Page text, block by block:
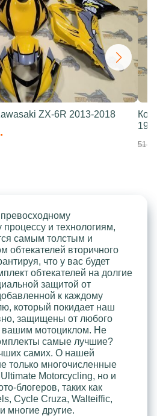
ZX-6R 2013-2018
51
и технологиям,
самым толстым и
обтекателей вторичного
что у вас будет
обтекателей на долгие
защитой от
к каждому
который покидает наш
защищены от любого
вашим мотоциклом. Не
самые лучшие?
самих. О нашей
только многочисленные
Motorcycling, но и
блогеров, таких как
Cycle Cruza, Walteiffic,
многие другие.